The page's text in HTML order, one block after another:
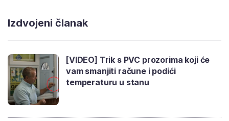
Izdvojeni članak
[VIDEO] Trik s PVC prozorima koji će
vam smanjiti račune i podići
temperaturu u stanu